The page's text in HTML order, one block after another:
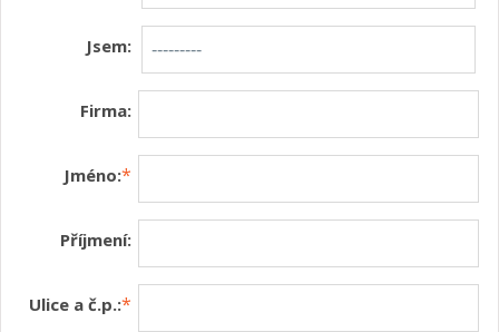
Jsem:
Firma:
Jméno:*
Příjmení:
Ulice a č.p.:*